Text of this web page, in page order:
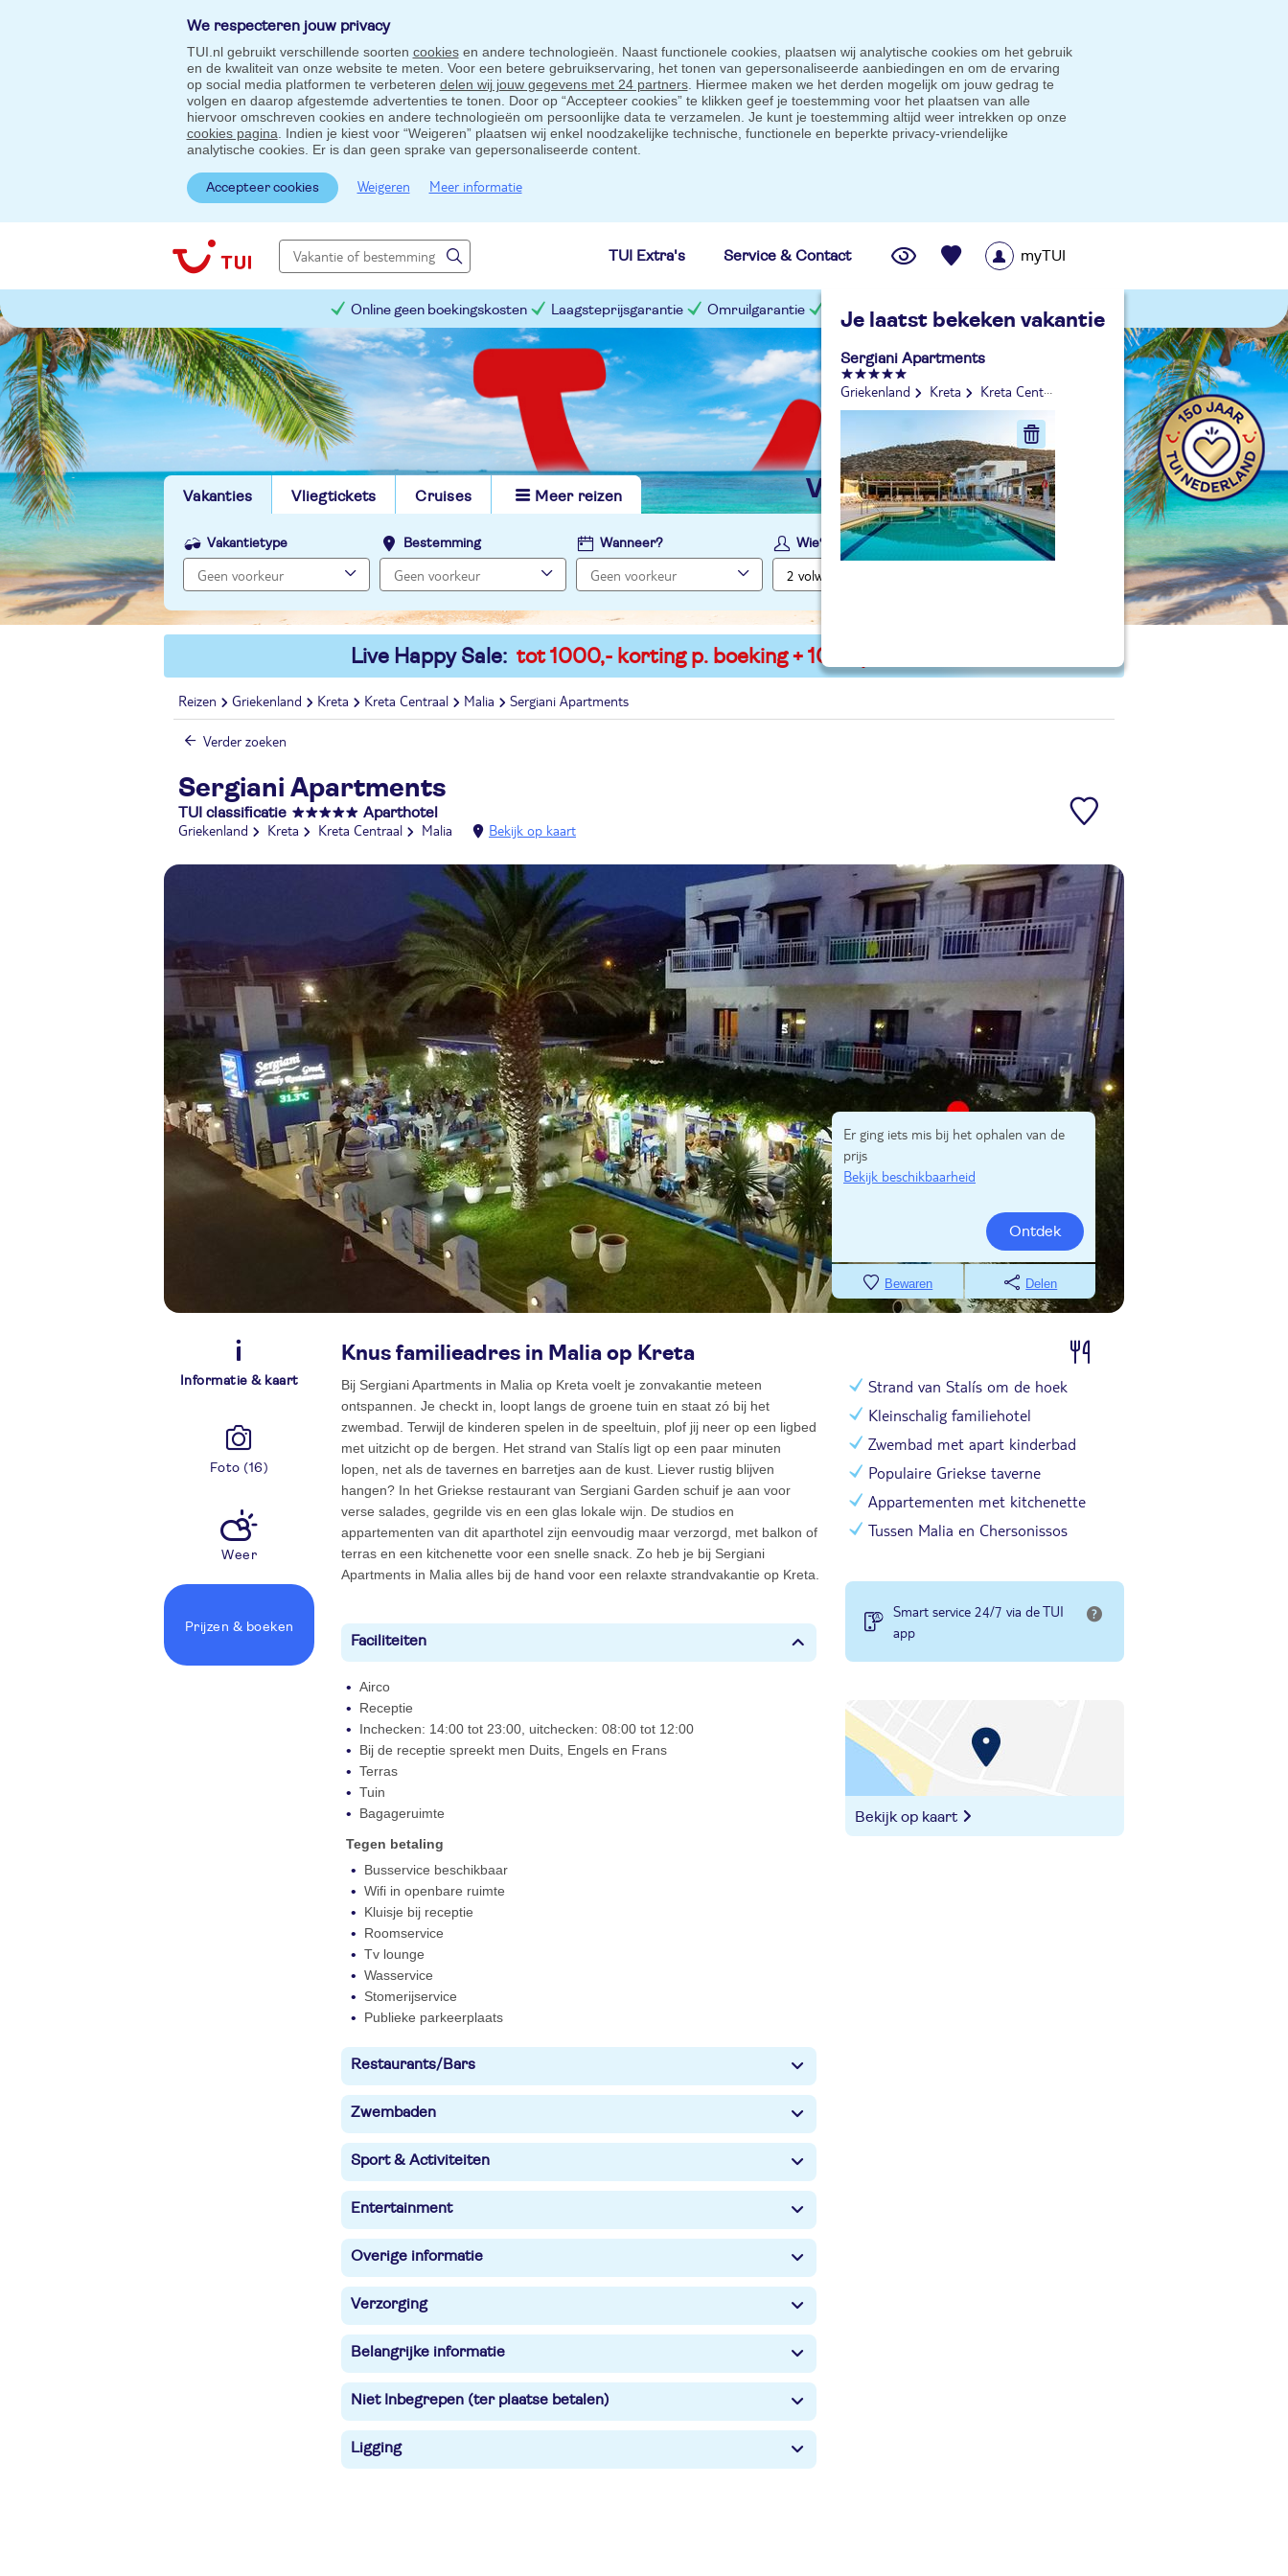
We respecteren jouw privacy
TUI.nl gebruikt verschillende soorten cookiesen andere technologieën. Naast functionele cookies, plaatsen wij analytische cookies om het gebruik
en de kwaliteit van onze website te meten. Voor een betere gebruikservaring, het tonen van gepersonaliseerde aanbiedingen en om de ervaring
op social media platformen te verbeteren delen wij jouw gegevens met 24 partners. Hiermee maken we het derden mogelijk om jouw gedrag te
volgen en daarop afgestemde advertenties te tonen. Door op “Accepteer cookies” te klikken geef je toestemming voor het plaatsen van alle
hiervoor omschreven cookies en andere technologieën om persoonlijke data te verzamelen. Je kunt je toestemming altijd weer intrekken op onze
cookies pagina . Indien je kiest voor “Weigeren” plaatsen wij enkel noodzakelijke technische, functionele en beperkte privacy-vriendelijke
analytische cookies. Er is dan geen sprake van gepersonaliseerde content.
Accepteer cookies Weigeren Meer informatie
TUI Extra's Service & Contact
Je laatst bekeken vakantie
Sergiani Apartments
Griekenland Kreta Kreta Centraal
myTUI
Online geen boekingskosten Laagsteprijsgarantie Omruilgarantie Slimme prijsgarantie
Vakanties Vliegtickets Cruises Meer reizen vind jouw ideale vakantie
Vakantietype Bestemming Wanneer? Wie?
Live Happy Sale: tot 1000,- korting p. boeking + 100,- p. kind
Reizen Griekenland Kreta Kreta Centraal Malia Sergiani Apartments
Verder zoeken
Sergiani Apartments
TUI classificatie Aparthotel
Griekenland Kreta Kreta Centraal Malia Bekijk op kaart
Er ging iets mis bij het ophalen van de
prijs
Bekijk beschikbaarheid
Ontdek
Bewaren Delen
Informatie & kaart
Foto (16)
Weer
Prijzen & boeken
Knus familieadres in Malia op Kreta
Bij Sergiani Apartments in Malia op Kreta voelt je zonvakantie meteen
ontspannen. Je checkt in, loopt langs de groene tuin en staat zó bij het
zwembad. Terwijl de kinderen spelen in de speeltuin, plof jij neer op een ligbed
met uitzicht op de bergen. Het strand van Stalís ligt op een paar minuten
lopen, net als de tavernes en barretjes aan de kust. Liever rustig blijven
hangen? In het Griekse restaurant van Sergiani Garden schuif je aan voor
verse salades, gegrilde vis en een glas lokale wijn. De studios en
appartementen van dit aparthotel zijn eenvoudig maar verzorgd, met balkon of
terras en een kitchenette voor een snelle snack. Zo heb je bij Sergiani
Apartments in Malia alles bij de hand voor een relaxte strandvakantie op Kreta.
Faciliteiten
Airco
Receptie
Inchecken: 14:00 tot 23:00, uitchecken: 08:00 tot 12:00
Bij de receptie spreekt men Duits, Engels en Frans
Terras
Tuin
Bagageruimte
Tegen betaling
Busservice beschikbaar
Wifi in openbare ruimte
Kluisje bij receptie
Roomservice
Tv lounge
Wasservice
Stomerijservice
Publieke parkeerplaats
Restaurants/Bars
Zwembaden
Sport & Activiteiten
Entertainment
Overige informatie
Verzorging
Belangrijke informatie
Niet Inbegrepen (ter plaatse betalen)
Ligging
Strand van Stalís om de hoek
Kleinschalig familiehotel
Zwembad met apart kinderbad
Populaire Griekse taverne
Appartementen met kitchenette
Tussen Malia en Chersonissos
Smart service 24/7 via de TUI
app
Bekijk op kaart